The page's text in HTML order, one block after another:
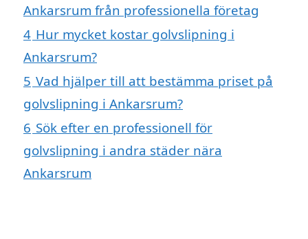
Ankarsrum från professionella företag
4 Hur mycket kostar golvslipning i
Ankarsrum?
5 Vad hjälper till att bestämma priset på
golvslipning i Ankarsrum?
6 Sök efter en professionell för
golvslipning i andra städer nära
Ankarsrum